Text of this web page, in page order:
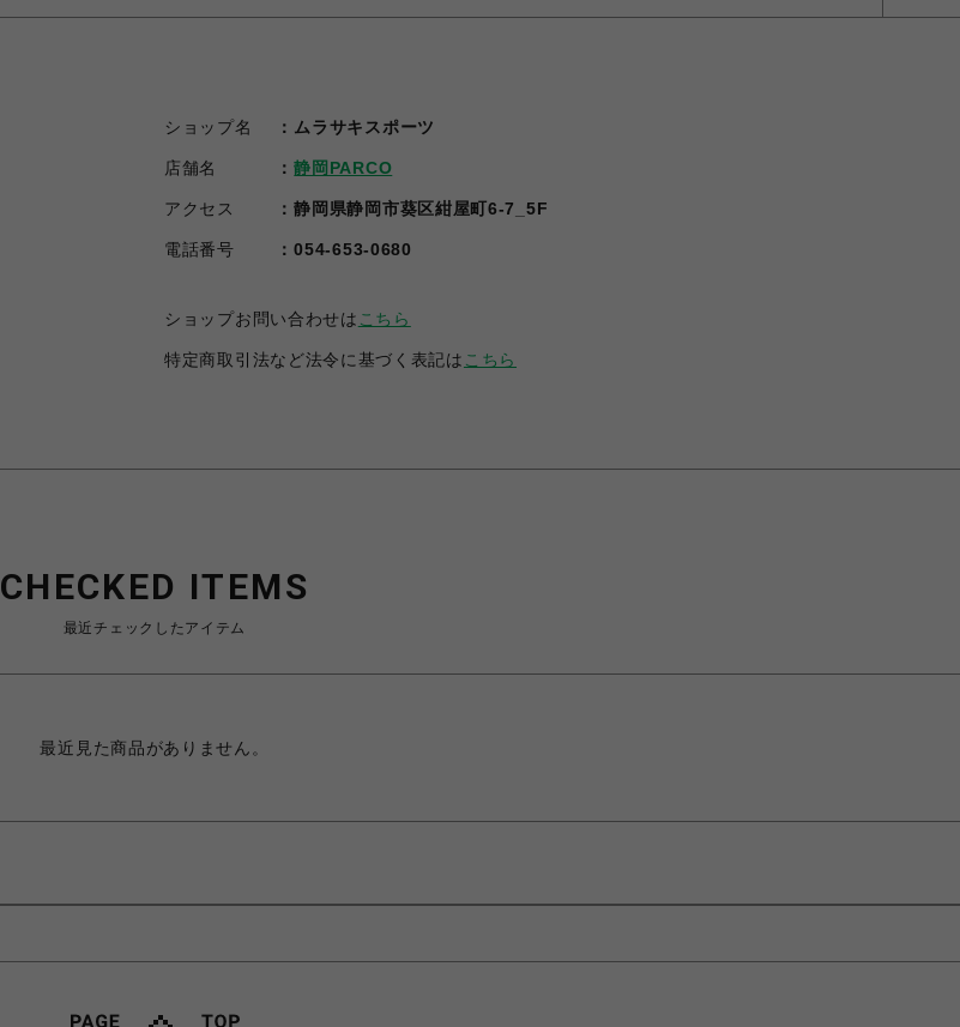
ショップ名 ムラサキスポーツ
店舗名 静岡PARCO
アクセス 静岡県静岡市葵区紺屋町6-7_5F
電話番号 054-653-0680
ショップお問い合わせは こちら
特定商取引法など法令に基づく表記は こちら
CHECKED ITEMS
最近チェックしたアイテム
最近見た商品がありません。